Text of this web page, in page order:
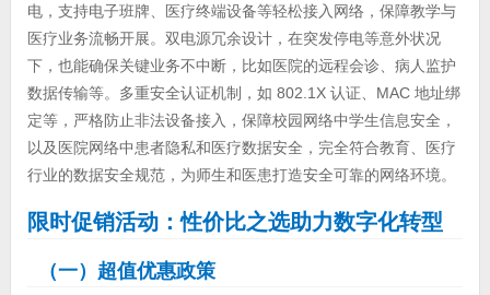
电，支持电子班牌、医疗终端设备等轻松接入网络，保障教学与
医疗业务流畅开展。双电源冗余设计，在突发停电等意外状况
下，也能确保关键业务不中断，比如医院的远程会诊、病人监护
数据传输等。多重安全认证机制，如 802.1X 认证、MAC 地址绑
定等，严格防止非法设备接入，保障校园网络中学生信息安全，
以及医院网络中患者隐私和医疗数据安全，完全符合教育、医疗
行业的数据安全规范，为师生和医患打造安全可靠的网络环境。
限时促销活动：性价比之选助力数字化转型
（一）超值优惠政策